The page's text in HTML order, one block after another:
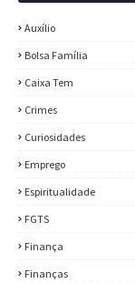
Auxílio
Bolsa Família
Caixa Tem
Crimes
Curiosidades
Emprego
Espiritualidade
FGTS
Finança
Finanças